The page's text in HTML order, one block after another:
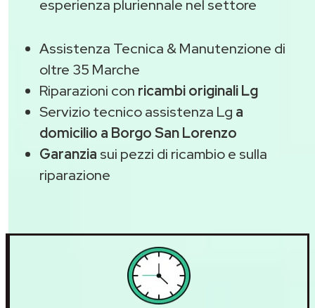
esperienza pluriennale nel settore
Assistenza Tecnica & Manutenzione di
oltre 35 Marche
Riparazioni con ricambi originali Lg
Servizio tecnico assistenza Lg a
domicilio a Borgo San Lorenzo
Garanzia sui pezzi di ricambio e sulla
riparazione